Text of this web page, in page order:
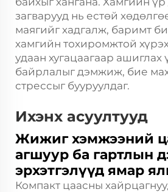
загварууд нь естөй
маягийг хадгалж, баримт
хамгийн тохиромжтой
удаан хугацаагаар ашиглах
байрлалыг дэмжиж, бие
стрессыг бууруулдаг.
Ихэнх асуултууд
Жижиг хэмжээний
агшуур ба гартлын
эрхэтгэлүүд ямар
Компакт цаасны